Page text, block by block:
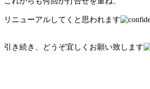
リニューアルしてくと思われます
引き続き、どうぞ宜しくお願い致します